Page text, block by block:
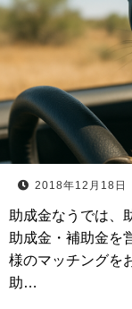
2018年12月18日
助成金なうでは、
助成金・補助金を
様のマッチングを
助…